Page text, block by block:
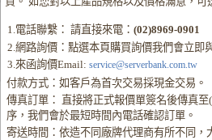
1.電話聯繫： 請直接來電：(02)8969-0901
2.網路詢價：點選本頁購買詢價我們會立即
3.來函詢價Email: service@serverbank.com.tw
付款方式：如客戶為首次交易採現金交易。
傳真訂單： 直接將正式報價單簽名後傳真
序，我們會於最短時間內電話確認訂單。
寄送時間：依造不同廠牌代理商有所不同，